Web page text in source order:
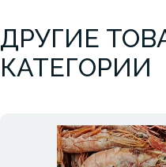
ДРУГИЕ
КАТЕГОРИИ